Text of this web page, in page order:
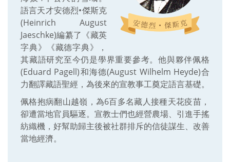
語言天才安德烈•傑斯克
(Heinrich August
Jaeschke)編纂了《藏英
字典》《藏德字典》，
其藏語研究至今仍是學界重要參考。他與夥伴佩格
(Eduard Pagell)和海德(August Wilhelm Heyde)合
力翻譯藏語聖經，為後來的宣教事工奠定語言基礎。
佩格抱病翻山越嶺，為6百多名藏人接種天花疫苗，
卻遭當地官員驅逐。宣教士們也經營農場、引進手搖
紡織機，好幫助歸主後被社群排斥的信徒謀生、改善
當地經濟。